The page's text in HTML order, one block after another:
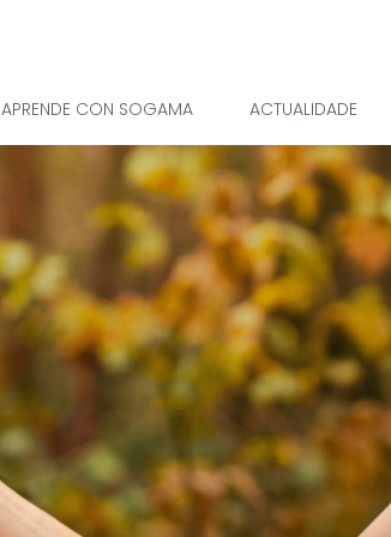
APRENDE CON SOGAMA ACTUALIDADE